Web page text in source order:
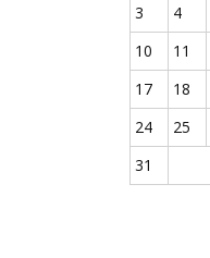
3
4
10
11
17
18
24
25
31